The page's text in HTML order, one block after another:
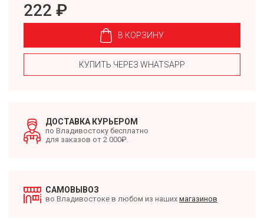
222 ₽
В КОРЗИНУ
КУПИТЬ ЧЕРЕЗ WHATSAPP
ДОСТАВКА КУРЬЕРОМ
по Владивостоку бесплатно
для заказов от 2 000₽.
САМОВЫВОЗ
во Владивостоке в любом из наших магазинов